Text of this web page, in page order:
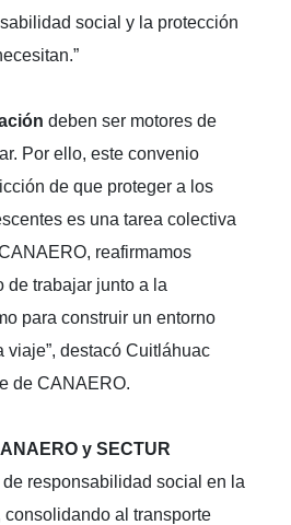
social y la protección
deben ser motores de
Por ello, este convenio
de que proteger a los
es una tarea colectiva
reafirmamos
de trabajar junto a la
para construir un entorno
viaje”, destacó Cuitláhuac
de CANAERO.
y SECTUR
responsabilidad social en la
al transporte